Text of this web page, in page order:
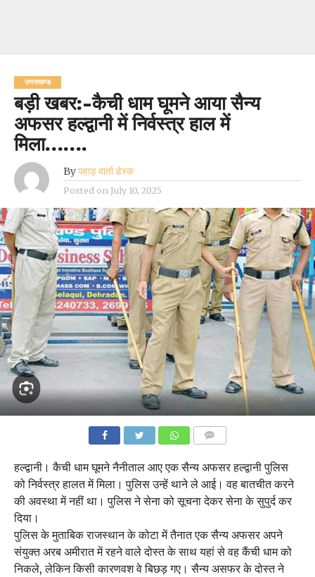
उत्तराखण्ड
बड़ी खबर:-कैची धाम घूमने आया सैन्य
अफसर हल्द्वानी में निर्वस्त्र हाल में
मिला…….
Byपहाड़ वार्ता डेस्क
Posted on July 10, 2025
हल्द्वानी। कैची धाम घूमने नैनीताल आए एक सैन्य अफसर हल्द्वानी पुलिस
को निर्वस्त्र हालत में मिला। पुलिस उन्हें थाने ले आई। वह बातचीत करने
की अवस्था में नहीं था। पुलिस ने सेना को सूचना देकर सेना के सुपुर्द कर
दिया।
पुलिस के मुताबिक राजस्थान के कोटा में तैनात एक सैन्य अफसर अपने
संयुक्त अरब अमीरात में रहने वाले दोस्त के साथ यहां से वह कैंची धाम को
निकले, लेकिन किसी कारणवश वे बिछड़ गए। सैन्य असफर के दोस्त ने